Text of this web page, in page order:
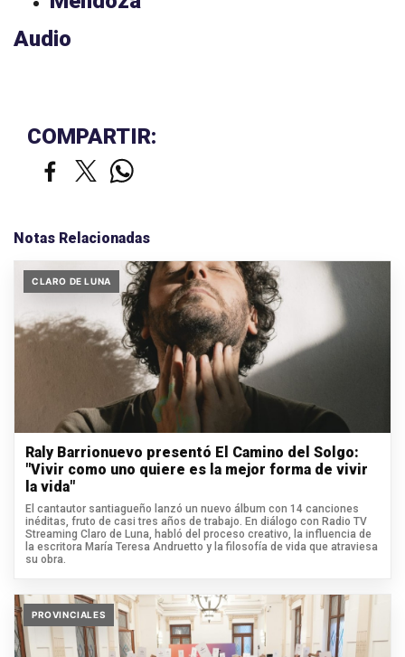
Audio
COMPARTIR:
Notas Relacionadas
CLARO DE LUNA
Raly Barrionuevo presentó El Camino del Solgo:
"Vivir como uno quiere es la mejor forma de vivir
la vida"
El cantautor santiagueño lanzó un nuevo álbum con 14 canciones
inéditas, fruto de casi tres años de trabajo. En diálogo con Radio TV
Streaming Claro de Luna, habló del proceso creativo, la influencia de
la escritora María Teresa Andruetto y la filosofía de vida que atraviesa
su obra.
PROVINCIALES